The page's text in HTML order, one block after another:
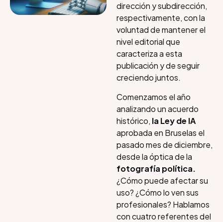
dirección y subdirección,
respectivamente, con la
voluntad de mantener el
nivel editorial que
caracteriza a esta
publicación y de seguir
creciendo juntos.
Comenzamos el año
analizando un acuerdo
histórico, la Ley de IA
aprobada en Bruselas el
pasado mes de diciembre,
desde la óptica de la
fotografía política.
¿Cómo puede afectar su
uso? ¿Cómo lo ven sus
profesionales? Hablamos
con cuatro referentes del